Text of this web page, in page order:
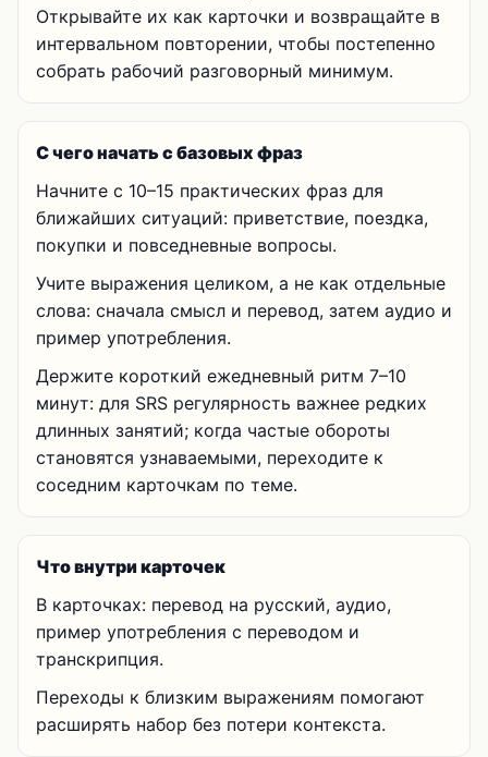
Открывайте их как карточки и возвращайте в
интервальном повторении, чтобы постепенно
собрать рабочий разговорный минимум.
С чего начать с базовых фраз
Начните с 10–15 практических фраз для
ближайших ситуаций: приветствие, поездка,
покупки и повседневные вопросы.
Учите выражения целиком, а не как отдельные
слова: сначала смысл и перевод, затем аудио и
пример употребления.
Держите короткий ежедневный ритм 7–10
минут: для SRS регулярность важнее редких
длинных занятий; когда частые обороты
становятся узнаваемыми, переходите к
соседним карточкам по теме.
Что внутри карточек
В карточках: перевод на русский, аудио,
пример употребления с переводом и
транскрипция.
Переходы к близким выражениям помогают
расширять набор без потери контекста.